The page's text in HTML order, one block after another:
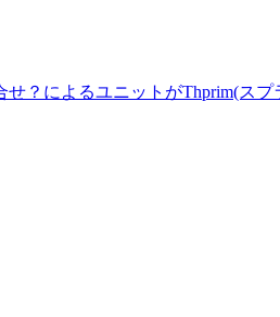
せ？によるユニットがThprim(